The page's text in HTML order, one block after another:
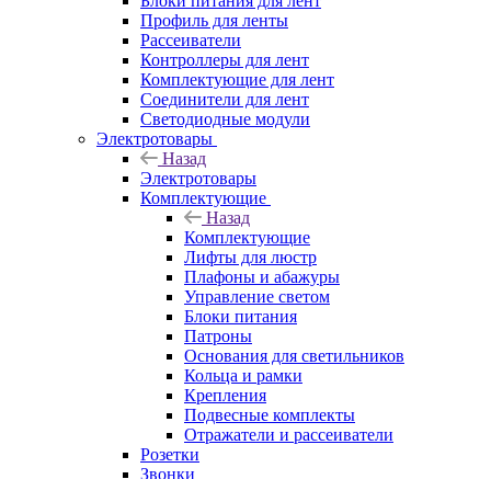
Профиль для ленты
Рассеиватели
Контроллеры для лент
Комплектующие для лент
Соединители для лент
Светодиодные модули
Электротовары
Назад
Электротовары
Комплектующие
Назад
Комплектующие
Лифты для люстр
Плафоны и абажуры
Управление светом
Блоки питания
Патроны
Основания для светильников
Кольца и рамки
Крепления
Подвесные комплекты
Отражатели и рассеиватели
Розетки
Звонки